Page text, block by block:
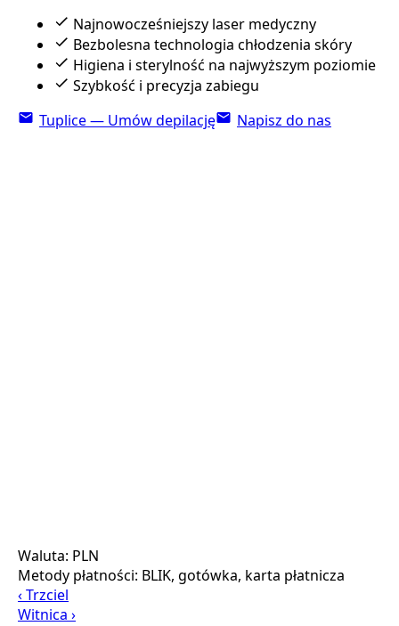
Najnowocześniejszy laser medyczny
Bezbolesna technologia chłodzenia skóry
Higiena i sterylność na najwyższym poziomie
Szybkość i precyzja zabiegu
Tuplice — Umów depilację
Napisz do nas
Waluta: PLN
Metody płatności: BLIK, gotówka, karta płatnicza
‹ Trzciel
Witnica ›